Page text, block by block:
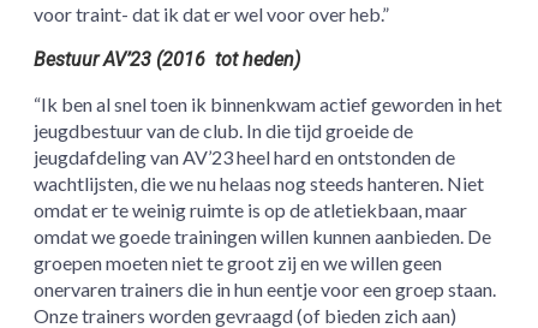
voor traint- dat ik dat er wel voor over heb.”
Bestuur AV’23 (2016 tot heden)
“Ik ben al snel toen ik binnenkwam actief geworden in het
jeugdbestuur van de club. In die tijd groeide de
jeugdafdeling van AV’23 heel hard en ontstonden de
wachtlijsten, die we nu helaas nog steeds hanteren. Niet
omdat er te weinig ruimte is op de atletiekbaan, maar
omdat we goede trainingen willen kunnen aanbieden. De
groepen moeten niet te groot zij en we willen geen
onervaren trainers die in hun eentje voor een groep staan.
Onze trainers worden gevraagd (of bieden zich aan)